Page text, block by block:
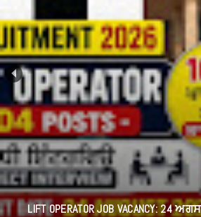
LIFT OPERATOR JOB VACANCY: